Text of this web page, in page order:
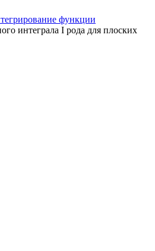
функции
интеграла I рода для плоских